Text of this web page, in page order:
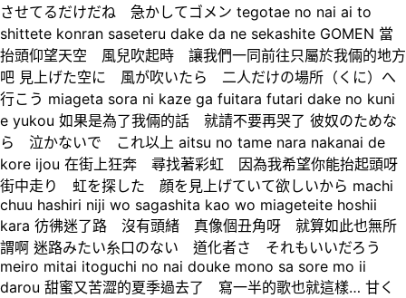
させてるだけだね 急かしてゴメン tegotae no nai ai to
shittete konran saseteru dake da ne sekashite GOMEN 當
抬頭仰望天空 風兒吹起時 讓我們一同前往只屬於我倆的地方
吧 見上げた空に 風が吹いたら 二人だけの場所（くに）へ
行こう miageta sora ni kaze ga fuitara futari dake no kuni
e yukou 如果是為了我倆的話 就請不要再哭了 彼奴のためな
ら 泣かないで これ以上 aitsu no tame nara nakanai de
kore ijou 在街上狂奔 尋找著彩虹 因為我希望你能抬起頭呀
街中走り 虹を探した 顔を見上げていて欲しいから machi
chuu hashiri niji wo sagashita kao wo miageteite hoshii
kara 彷彿迷了路 沒有頭緒 真像個丑角呀 就算如此也無所
謂啊 迷路みたい糸口のない 道化者さ それもいいだろう
meiro mitai itoguchi no nai douke mono sa sore mo ii
darou 甜蜜又苦澀的夏季過去了 寫一半的歌也就這樣… 甘く